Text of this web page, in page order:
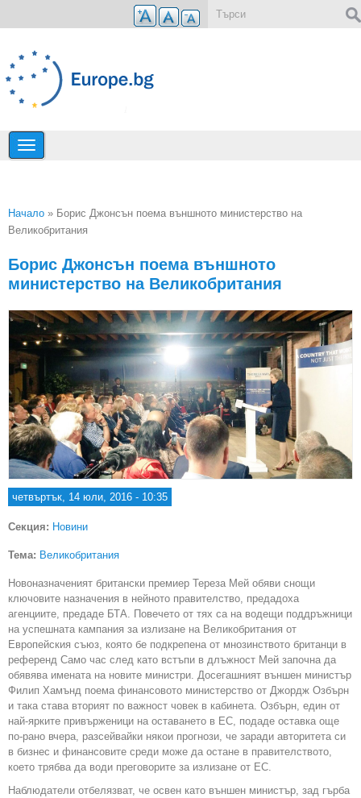
Премини към основното съдържание
Вие сте тук
Начало » Борис Джонсън поема външното министерство на
Великобритания
Борис Джонсън поема външното
министерство на Великобритания
четвъртък, 14 юли, 2016 - 10:35
Секция: Новини
Тема: Великобритания
Новоназначеният британски премиер Тереза Мей обяви снощи
ключовите назначения в нейното правителство, предадоха
агенциите, предаде БТА. Повечето от тях са на водещи поддръжници
на успешната кампания за излизане на Великобритания от
Европейския съюз, която бе подкрепена от мнозинството британци в
референд Само час след като встъпи в длъжност Мей започна да
обявява имената на новите министри. Досегашният външен министър
Филип Хамънд поема финансовото министерство от Джордж Озбърн
и така става вторият по важност човек в кабинета. Озбърн, един от
най-ярките привърженици на оставането в ЕС, подаде оставка още
по-рано вчера, разсейвайки някои прогнози, че заради авторитета си
в бизнес и финансовите среди може да остане в правителството,
което трябва да води преговорите за излизане от ЕС.
Наблюдатели отбелязват, че освен като външен министър, зад гърба